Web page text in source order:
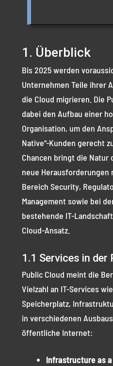
1. Überblick
Bis 2025 werden
Unternehmen Teile ihrer
die Cloud migrieren. Die
dabei den Aufbau einer
Organisation, um den
Native“-Kunden gerecht
Chancen bringt die Natur
neue Herausforderungen
Bereich Security,
Management sowie bei
bestehende IT-
Cloud-Ansatz.
1.1 Services in der
Public Cloud meint die
Vielzahl an IT-Services
Speicherplatz,
in verschiedenen
öffentliche Internet:
Infrastructure as